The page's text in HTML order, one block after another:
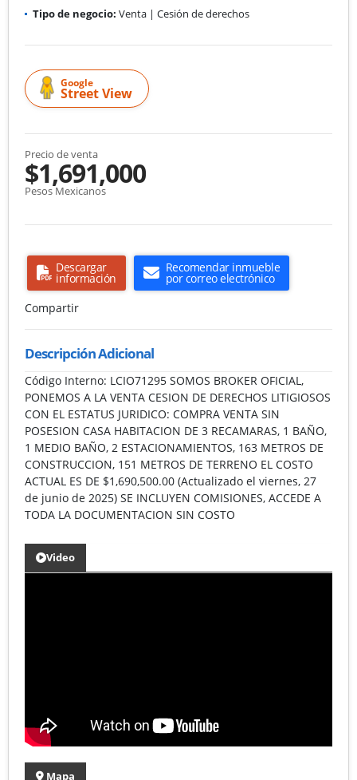
Tipo de negocio: Venta | Cesión de derechos
Google
Street View
Precio de venta
$1,691,000
Pesos Mexicanos
Descargar
información
Recomendar inmueble
por correo electrónico
Compartir
Descripción Adicional
Código Interno: LCIO71295 SOMOS BROKER OFICIAL,
PONEMOS A LA VENTA CESION DE DERECHOS LITIGIOSOS
CON EL ESTATUS JURIDICO: COMPRA VENTA SIN
POSESION CASA HABITACION DE 3 RECAMARAS, 1 BAÑO,
1 MEDIO BAÑO, 2 ESTACIONAMIENTOS, 163 METROS DE
CONSTRUCCION, 151 METROS DE TERRENO EL COSTO
ACTUAL ES DE $1,690,500.00 (Actualizado el viernes, 27
de junio de 2025) SE INCLUYEN COMISIONES, ACCEDE A
TODA LA DOCUMENTACION SIN COSTO
Video
Mapa